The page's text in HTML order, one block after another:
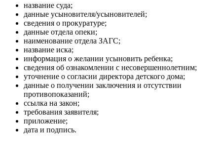
название суда;
данные усыновителя/усыновителей;
сведения о прокуратуре;
данные отдела опеки;
наименование отдела ЗАГС;
название иска;
информация о желании усыновить ребенка;
сведения об ознакомлении с несовершеннолетним;
уточнение о согласии директора детского дома;
данные о получении заключения и отсутствии
противопоказаний;
ссылка на закон;
требования заявителя;
приложение;
дата и подпись.